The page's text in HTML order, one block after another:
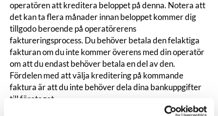
operatören att kreditera beloppet på denna. Notera att
det kan ta flera månader innan beloppet kommer dig
tillgodo beroende på operatörerens
faktureringsprocess. Du behöver betala den felaktiga
fakturan om du inte kommer överens med din operatör
om att du endast behöver betala en del av den.
Fördelen med att välja kreditering på kommande
faktura är att du inte behöver dela dina bankuppgifter
till företaget.
Vid insättning på ditt bankkonto så måste du dela dina